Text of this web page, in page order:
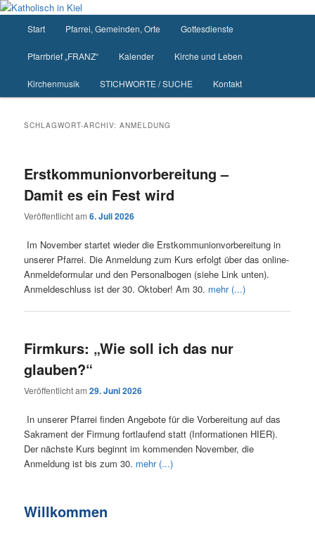
Zum
springen
Zum
springen
Start Pfarrei, Gemeinden, Orte Gottesdienste
Pfarrbrief „FRANZ“ Kalender Kirche und Leben
Kirchenmusik STICHWORTE / SUCHE Kontakt
SCHLAGWORT-ARCHIV:ANMELDUNG
Erstkommunionvorbereitung –
Damit es ein Fest wird
Veröffentlicht am6. Juli 2026
Im November startet wieder die Erstkommunionvorbereitung in
unserer Pfarrei. Die Anmeldung zum Kurs erfolgt über das online-
Anmeldeformular und den Personalbogen (siehe Link unten).
Anmeldeschluss ist der 30. Oktober! Am 30. mehr (...)
Firmkurs: „Wie soll ich das nur
glauben?“
Veröffentlicht am29. Juni 2026
In unserer Pfarrei finden Angebote für die Vorbereitung auf das
Sakrament der Firmung fortlaufend statt (Informationen HIER).
Der nächste Kurs beginnt im kommenden November, die
Anmeldung ist bis zum 30. mehr (...)
Willkommen